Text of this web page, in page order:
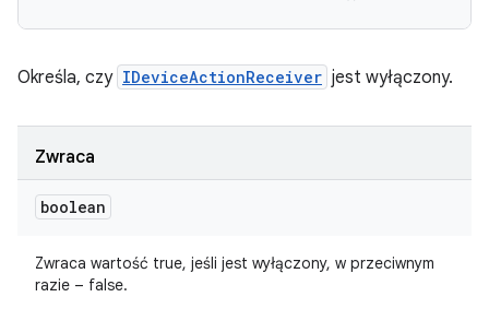
Określa, czy IDeviceActionReceiver jest wyłączony.
Zwraca
boolean
Zwraca wartość true, jeśli jest wyłączony, w przeciwnym
razie – false.